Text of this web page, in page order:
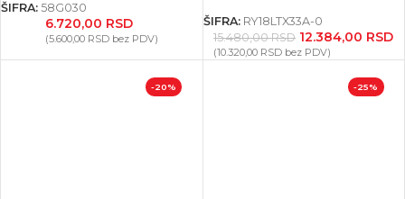
ŠIFRA: 58G030
6.720,00 RSD
(5.600,00 RSDbez PDV)
ŠIFRA: RY18LTX33A-0
15.480,00RSD 12.384,00 RSD
(10.320,00 RSD bez PDV)
-20% -25%